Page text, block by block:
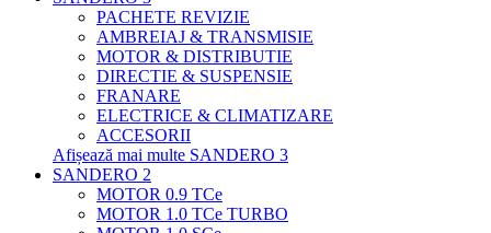
PACHETE REVIZIE
AMBREIAJ & TRANSMISIE
MOTOR & DISTRIBUTIE
DIRECTIE & SUSPENSIE
FRANARE
ELECTRICE & CLIMATIZARE
ACCESORII
Afișează mai multe SANDERO 3
SANDERO 2
MOTOR 0.9 TCe
MOTOR 1.0 TCe TURBO